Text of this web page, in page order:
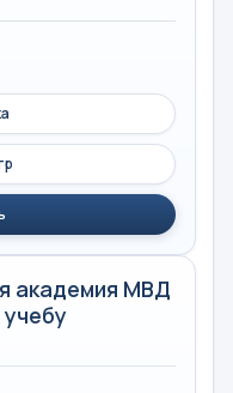
академия МВД